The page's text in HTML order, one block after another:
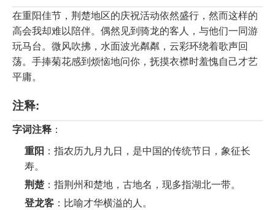
在重阳佳节，荆楚地区的庆祝活动依然盛行，然而这样的
高会我却难以陪伴。偶然见到骑龙的客人，与他们一同游
玩马台。微风吹拂，水面波光粼粼，云彩环绕着歌声回
荡。手捧菊花感到烦恼地问你，抚摸衣襟时羞愧自己才艺
平庸。
注释:
字词注释 ：
重阳 ：指农历九月九日，是中国的传统节日，象征长
寿。
荆楚 ：指荆州和楚地，古地名，现多指湖北一带。
登龙客 ：比喻才华横溢的人。